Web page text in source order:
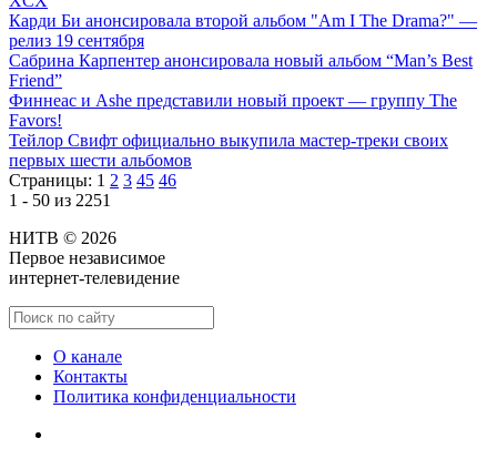
Карди Би анонсировала второй альбом "Am I The Drama?" —
релиз 19 сентября
Сабрина Карпентер анонсировала новый альбом “Man’s Best
Friend”
Финнеас и Ashe представили новый проект — группу The
Favors!
Тейлор Свифт официально выкупила мастер-треки своих
первых шести альбомов
Страницы: 1 2 3 45 46
1 - 50 из 2251
НИТВ © 2026
Первое независимое
интернет-телевидение
О канале
Контакты
Политика конфиденциальности